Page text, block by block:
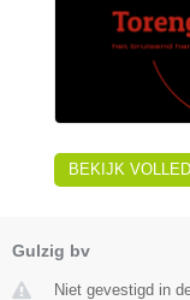
BEKIJK
Gulzig bv
Niet gevestigd in